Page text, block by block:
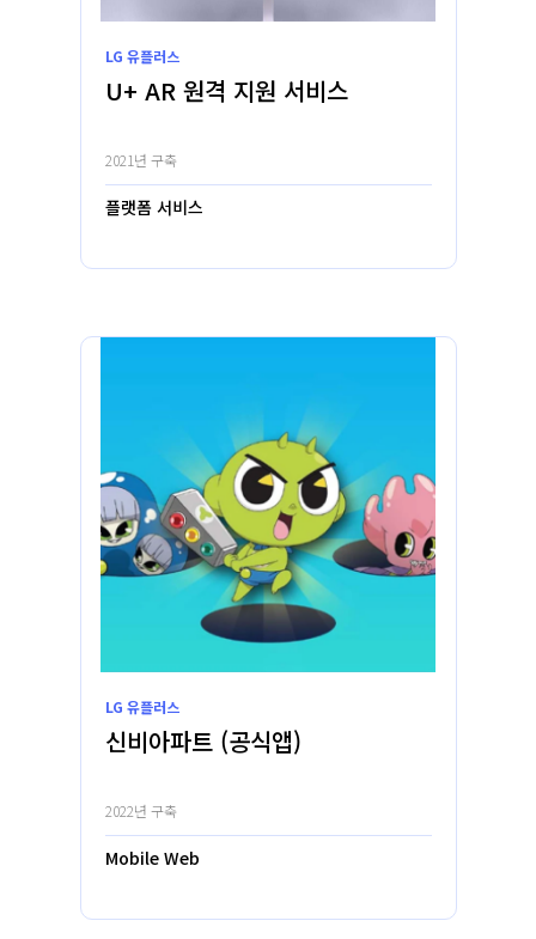
LG 유플러스
U+ AR 원격 지원 서비스
2021년 구축
플랫폼 서비스
LG 유플러스
신비아파트 (공식앱)
2022년 구축
Mobile Web